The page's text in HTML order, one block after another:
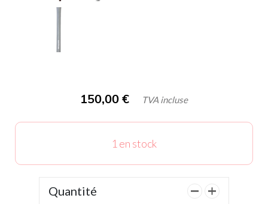
150,00 € TVA incluse
1 en stock
Quantité
quantité